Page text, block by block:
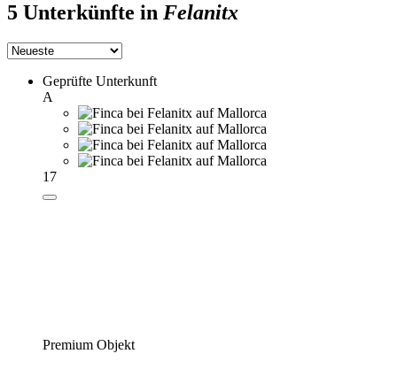
5 Unterkünfte in Felanitx
Geprüfte Unterkunft
A
17
Premium Objekt